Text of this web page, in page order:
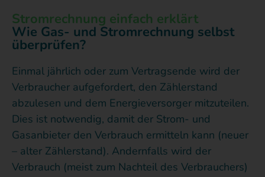
Stromrechnung einfach erklärt
Wie Gas- und Stromrechnung selbst
überprüfen?
Einmal jährlich oder zum Vertragsende wird der
Verbraucher aufgefordert, den Zählerstand
abzulesen und dem Energieversorger mitzuteilen.
Dies ist notwendig, damit der Strom- und
Gasanbieter den Verbrauch ermitteln kann (neuer
– alter Zählerstand). Andernfalls wird der
Verbrauch (meist zum Nachteil des Verbrauchers)